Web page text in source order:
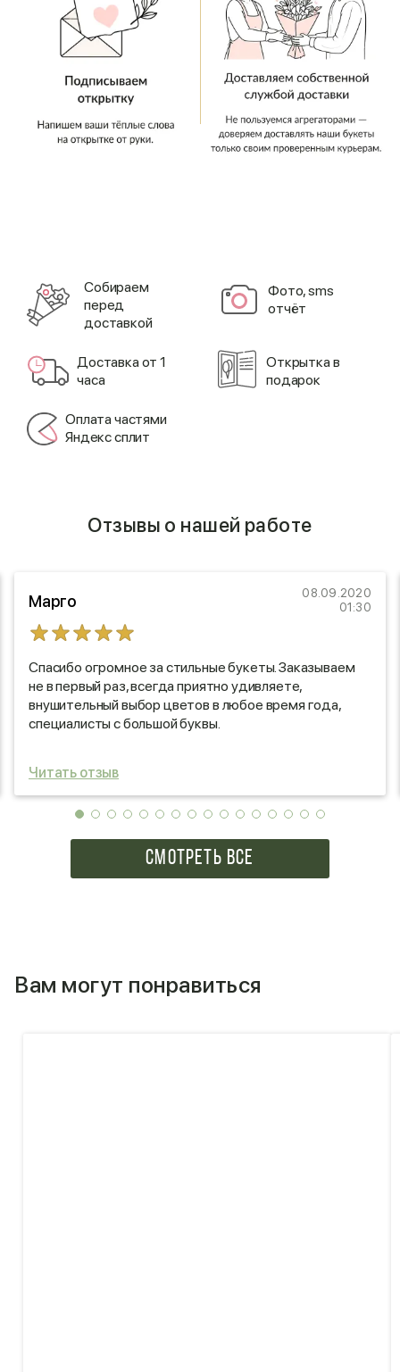
Cобираем
перед
доставкой
Фото, sms
отчёт
Доставка от 1
часа
Открытка в
подарок
Оплата частями
Яндекс сплит
Отзывы о нашей работе
Марго
08.09.2020
01:30
Спасибо огромное за стильные букеты. Заказываем
не в первый раз, всегда приятно удивляете,
внушительный выбор цветов в любое время года,
специалисты с большой буквы.
Читать отзыв
СМОТРЕТЬ ВСЕ
Вам могут понравиться